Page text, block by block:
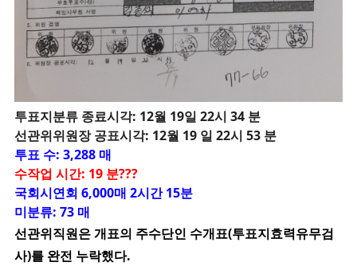
투표지분류 종료시각: 12월 19일 22시 34 분
선관위위원장 공표시각: 12월 19 일 22시 53 분
투표 수: 3,288 매
수작업 시간: 19 분???
국회시연회 6,000매 2시간 15분
미분류: 73 매
선관위직원은 개표의 주수단인 수개표(투표지효력유무검
사)를 완전 누락했다.